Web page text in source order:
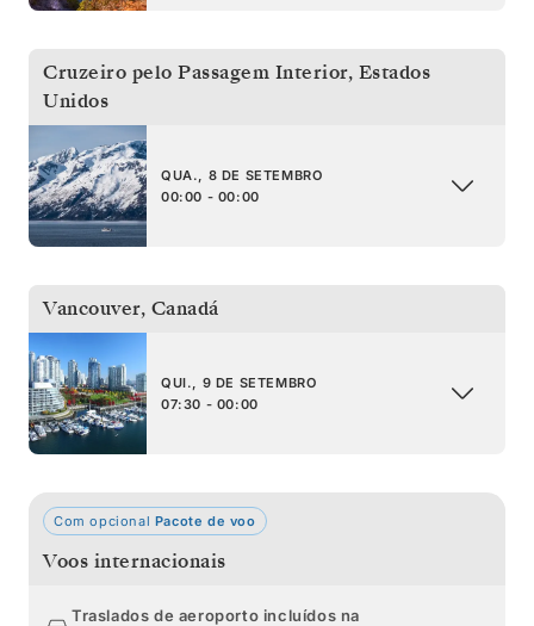
Cruzeiro pelo Passagem Interior, Estados
Unidos
QUA., 8 DE SETEMBRO
00:00 - 00:00
Vancouver, Canadá
QUI., 9 DE SETEMBRO
07:30 - 00:00
Com opcional Pacote de voo
Voos internacionais
Traslados de aeroporto incluídos na